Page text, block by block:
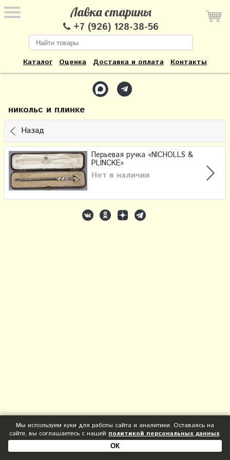
Лавка старины
+7 (926) 128-38-56
Каталог Оценка Доставка и оплата Контакты
никольс и плинке
Назад
Перьевая ручка «NICHOLLS &
PLINCKE»
Нет в наличии
Мы используем куки для работы сайта и аналитики. Оставаясь на
сайте, вы соглашаетесь с нашей политикой персональных данных.
ОК